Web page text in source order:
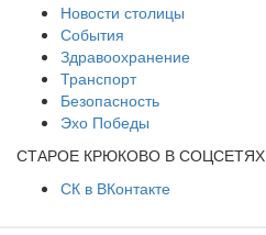
Новости столицы
События
Здравоохранение
Транспорт
Безопасность
Эхо Победы
СТАРОЕ КРЮКОВО В СОЦСЕТЯХ
СК в ВКонтакте